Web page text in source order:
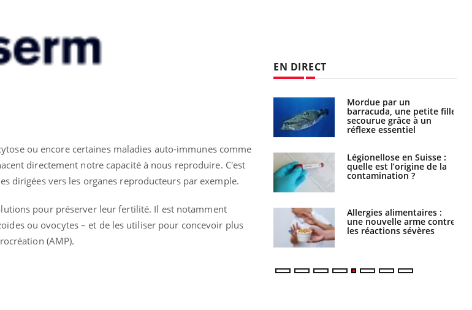
ou encore certaines maladies auto-immunes comme
directement notre capacité à nous reproduire. C'est
dirigées vers les organes reproducteurs par exemple.
pour préserver leur fertilité. Il est notamment
ou ovocytes – et de les utiliser pour concevoir plus
(AMP).
EN DIRECT
pourrait-il
la propagation du
?
manger moins
pourrait
être bénéfique
l'apprentissage de la
Mordue par une tique en
vacances, elle reste dans
le coma pendant 42 jours
Mordue par un
barracuda, une petite fille
secourue grâce à un
réflexe essentiel
Légionellose en Suisse :
quelle est l’origine de la
contamination ?
Allergies alimentaires :
une nouvelle arme contre
les réactions sévères